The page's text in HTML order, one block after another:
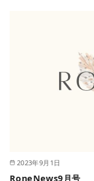
2023年9月1日
RoneNews9月号